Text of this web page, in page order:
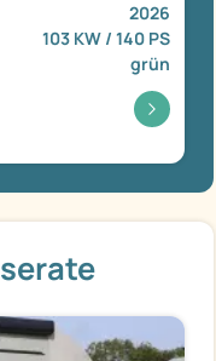
2026
103 KW / 140 PS
grün